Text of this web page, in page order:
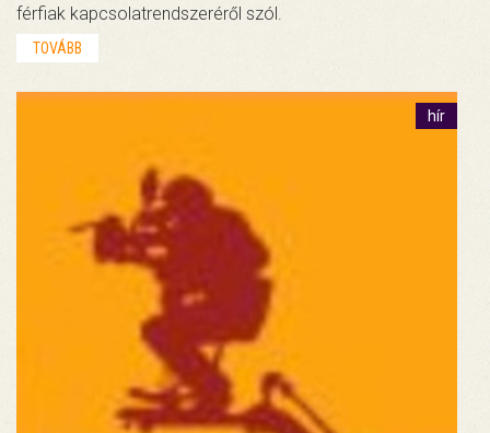
férfiak kapcsolatrendszeréről szól.
TOVÁBB
hír